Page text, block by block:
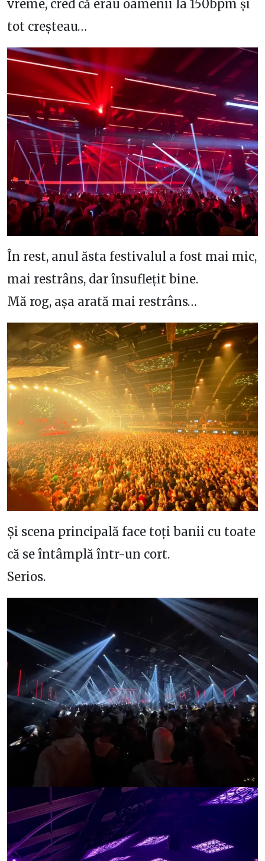
vreme, cred că erau oamenii la 150bpm și
tot creșteau…
În rest, anul ăsta festivalul a fost mai mic,
mai restrâns, dar însuflețit bine.
Mă rog, așa arată mai restrâns…
Și scena principală face toți banii cu toate
că se întâmplă într-un cort.
Serios.